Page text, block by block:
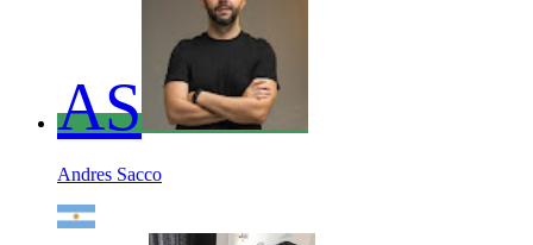
AS
Andres Sacco